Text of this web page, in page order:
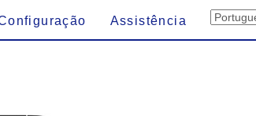
Assistência